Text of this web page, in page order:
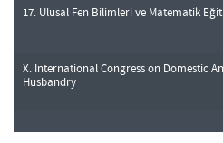
17. Ulusal Fen Bilimleri ve Matematik
X. International Congress on Domestic
Husbandry